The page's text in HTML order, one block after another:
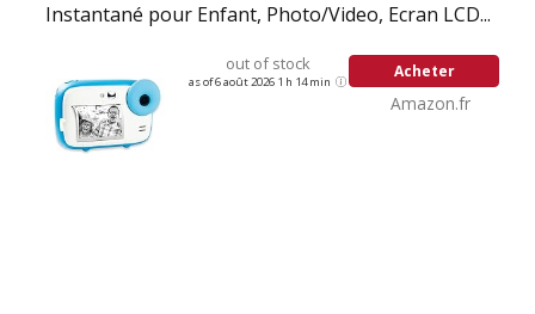
Instantané pour Enfant, Photo/Video, Ecran LCD...
out of stock
as of 6 août 2026 1 h 14 min
Acheter
Amazon.fr